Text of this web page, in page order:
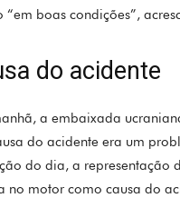
boas condições”,
do acidente
a embaixada
do acidente era um
do dia, a representação
no motor como causa do